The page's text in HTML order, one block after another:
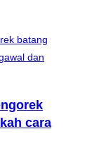
cara